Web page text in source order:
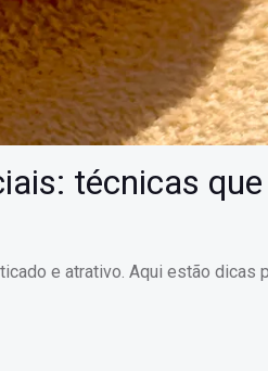
técnicas que
e atrativo. Aqui estão dicas